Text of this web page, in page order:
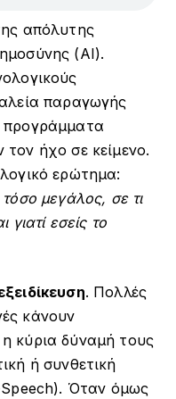
απόλυτης
(AI).
παραγωγής
ήχο σε κείμενο.
ερώτημα:
μεγάλος, σε τι
γιατί εσείς το
. Πολλές
κάνουν
κύρια δύναμή τους
ή συνθετική
Όταν όμως